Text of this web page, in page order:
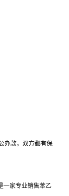
办款，双方都有保
一家专业销售苯乙